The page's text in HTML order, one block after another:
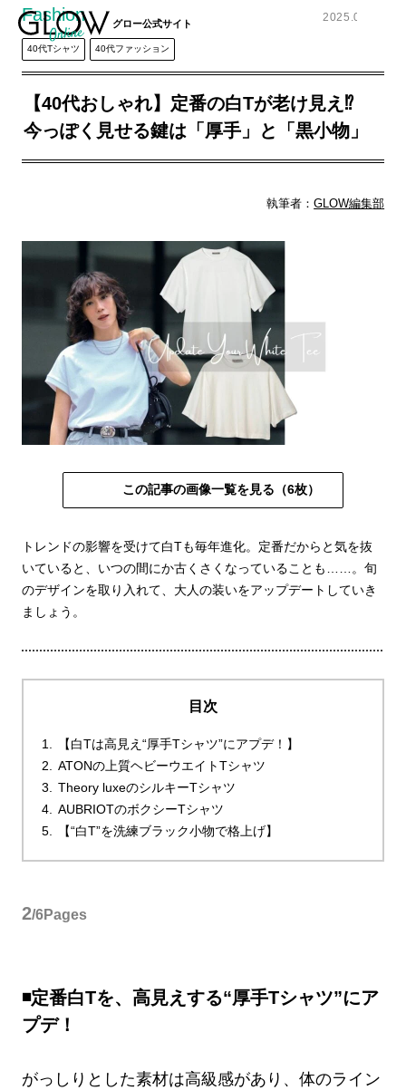
グロー公式サイト
2025.09.01
Fashion
40代Tシャツ 40代ファッション
【40代おしゃれ】定番の白Tが老け見え⁉
今っぽく見せる鍵は「厚手」と「黒小物」
執筆者：GLOW編集部
この記事の画像一覧を見る（6枚）
トレンドの影響を受けて白Tも毎年進化。定番だからと気を抜
いていると、いつの間にか古くさくなっていることも……。旬
のデザインを取り入れて、大人の装いをアップデートしていき
ましょう。
目次
【白Tは高見え“厚手Tシャツ”にアプデ！】
ATONの上質ヘビーウエイトTシャツ
Theory luxeのシルキーTシャツ
AUBRIOTのボクシーTシャツ
【“白T”を洗練ブラック小物で格上げ】
2/6Pages
◾️定番白Tを、高見えする“厚手Tシャツ”にア
プデ！
がっしりとした素材は高級感があり、体のライン